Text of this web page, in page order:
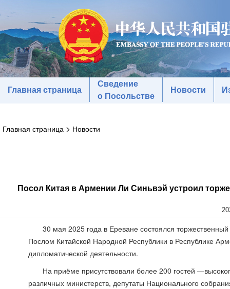
Главная страница
Сведение
о Посольстве
Новости
Главная страница > Новости
Посол Китая в Армении Ли Синьвэй устроил
30 мая 2025 года в Ереване состоялся
Послом Китайской Народной Республики в Республике
дипломатической деятельности.
На приёме присутствовали более 200 гостей
различных министерств, депутаты Национального